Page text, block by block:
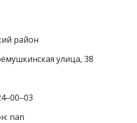
район
улица, 38
nan